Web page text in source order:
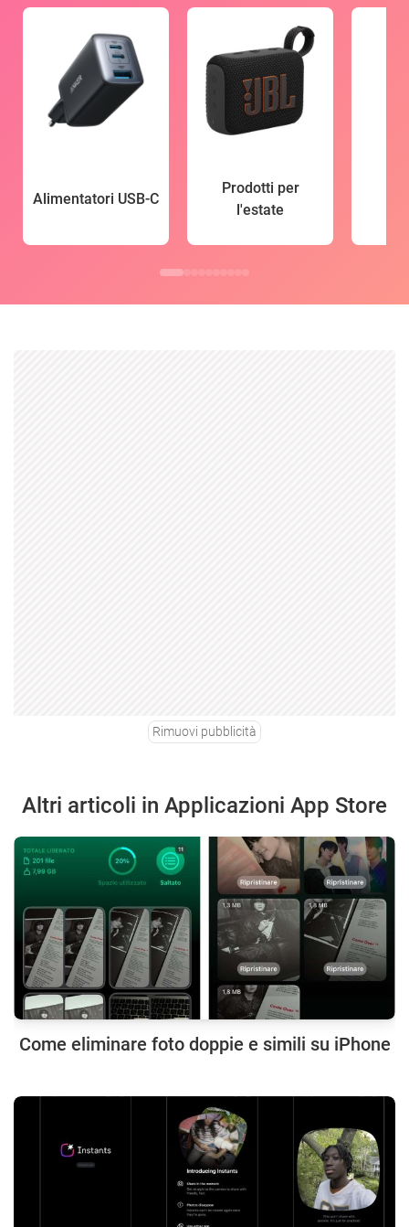
Alimentatori USB-C
Prodotti per
l'estate
Rimuovi pubblicità
Altri articoli in Applicazioni App Store
Come eliminare foto doppie e simili su iPhone